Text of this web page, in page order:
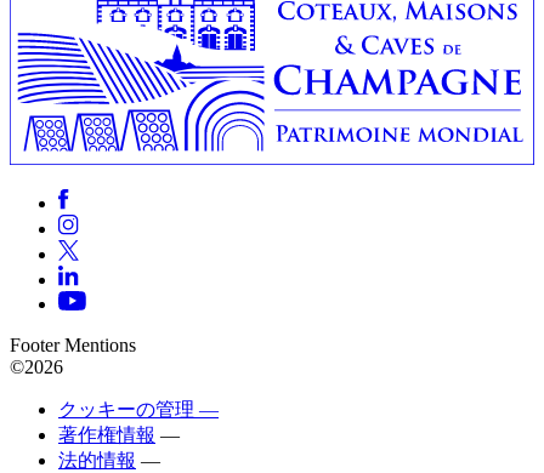
Footer Mentions
©2026
クッキーの管理 —
著作権情報 —
法的情報 —